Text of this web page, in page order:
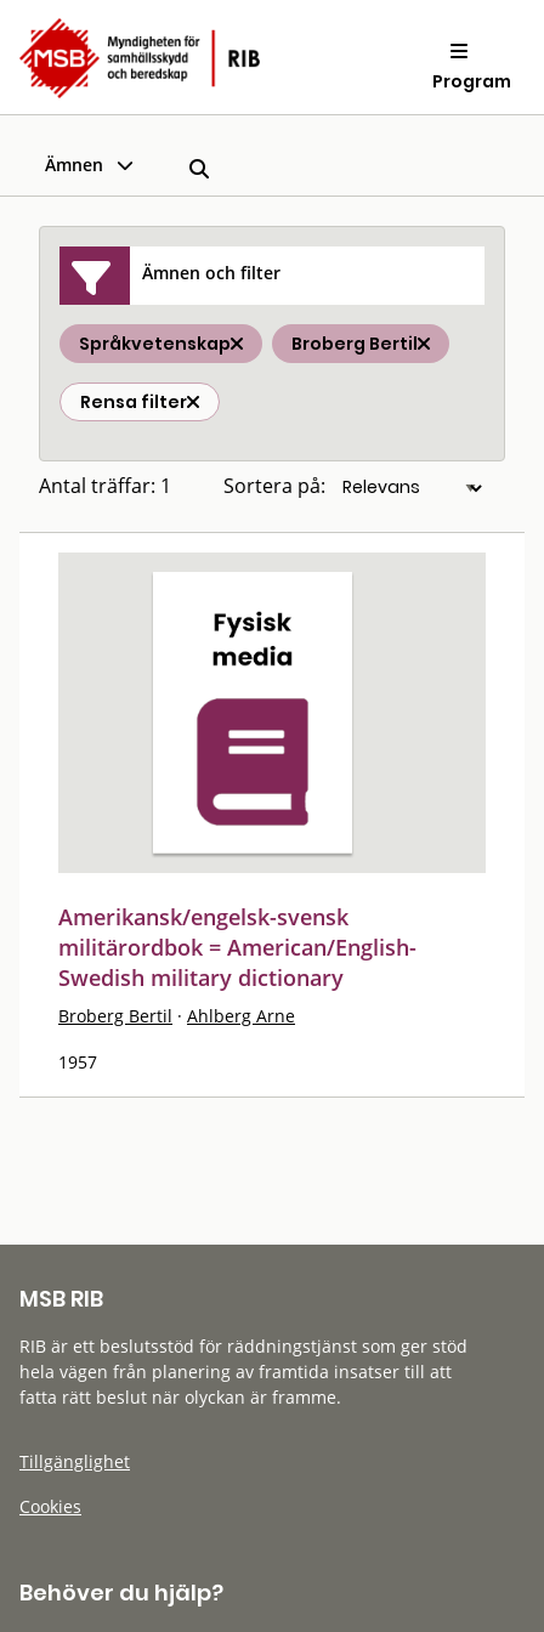
Program
Ämnen
Ämnen och filter
Språkvetenskap Broberg Bertil
Rensa filter
Antal träffar: 1 Sortera på:
Amerikansk/engelsk-svensk
militärordbok = American/English-
Swedish military dictionary
Broberg Bertil · Ahlberg Arne
1957
MSB RIB
RIB är ett beslutsstöd för räddningstjänst som ger stöd
hela vägen från planering av framtida insatser till att
fatta rätt beslut när olyckan är framme.
Tillgänglighet
Cookies
Behöver du hjälp?